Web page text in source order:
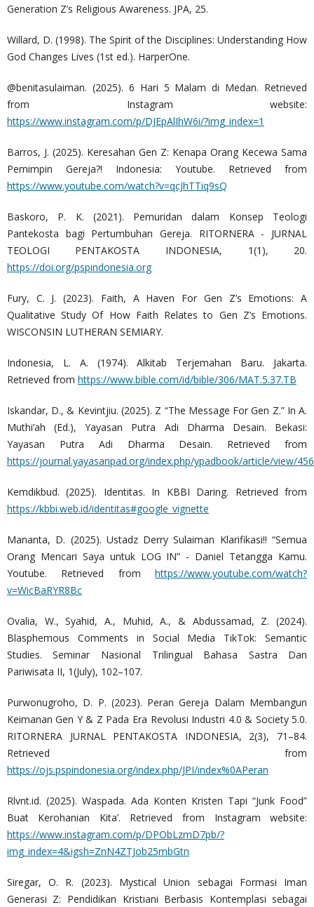
Generation Z’s Religious Awareness. JPA, 25.
Willard, D. (1998). The Spirit of the Disciplines: Understanding How
God Changes Lives (1st ed.). HarperOne.
@benitasulaiman. (2025). 6 Hari 5 Malam di Medan. Retrieved
from Instagram website:
https://www.instagram.com/p/DJEpAlIhW6i/?img_index=1
Barros, J. (2025). Keresahan Gen Z: Kenapa Orang Kecewa Sama
Pemimpin Gereja?! Indonesia: Youtube. Retrieved from
https://www.youtube.com/watch?v=qcJhTTiq9sQ
Baskoro, P. K. (2021). Pemuridan dalam Konsep Teologi
Pantekosta bagi Pertumbuhan Gereja. RITORNERA - JURNAL
TEOLOGI PENTAKOSTA INDONESIA, 1(1), 20.
https://doi.org/pspindonesia.org
Fury, C. J. (2023). Faith, A Haven For Gen Z’s Emotions: A
Qualitative Study Of How Faith Relates to Gen Z’s Emotions.
WISCONSIN LUTHERAN SEMIARY.
Indonesia, L. A. (1974). Alkitab Terjemahan Baru. Jakarta.
Retrieved from https://www.bible.com/id/bible/306/MAT.5.37.TB
Iskandar, D., & Kevintjiu. (2025). Z “The Message For Gen Z.” In A.
Muthi’ah (Ed.), Yayasan Putra Adi Dharma Desain. Bekasi:
Yayasan Putra Adi Dharma Desain. Retrieved from
https://journal.yayasanpad.org/index.php/ypadbook/article/view/
Kemdikbud. (2025). Identitas. In KBBI Daring. Retrieved from
https://kbbi.web.id/identitas#google_vignette
Mananta, D. (2025). Ustadz Derry Sulaiman Klarifikasi!! “Semua
Orang Mencari Saya untuk LOG IN” - Daniel Tetangga Kamu.
Youtube. Retrieved fromhttps://www.youtube.com/watch?
v=WicBaRYR8Bc
Ovalia, W., Syahid, A., Muhid, A., & Abdussamad, Z. (2024).
Blasphemous Comments in Social Media TikTok: Semantic
Studies. Seminar Nasional Trilingual Bahasa Sastra Dan
Pariwisata II, 1(July), 102–107.
Purwonugroho, D. P. (2023). Peran Gereja Dalam Membangun
Keimanan Gen Y & Z Pada Era Revolusi Industri 4.0 & Society 5.0.
RITORNERA JURNAL PENTAKOSTA INDONESIA, 2(3), 71–84.
Retrieved from
https://ojs.pspindonesia.org/index.php/JPI/index%0APeran
Rlvnt.id. (2025). Waspada. Ada Konten Kristen Tapi “Junk Food”
Buat Kerohanian Kita’. Retrieved from Instagram website:
https://www.instagram.com/p/DPObLzmD7pb/?
img_index=4&igsh=ZnN4ZTJob25mbGtn
Siregar, O. R. (2023). Mystical Union sebagai Formasi Iman
Generasi Z: Pendidikan Kristiani Berbasis Kontemplasi sebagai